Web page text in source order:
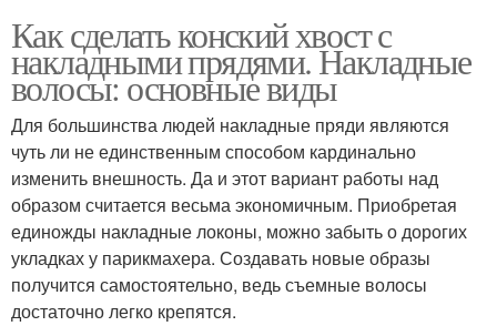
Как сделать конский хвост с
накладными прядями. Накладные
волосы: основные виды
Для большинства людей накладные пряди являются
чуть ли не единственным способом кардинально
изменить внешность. Да и этот вариант работы над
образом считается весьма экономичным. Приобретая
единожды накладные локоны, можно забыть о дорогих
укладках у парикмахера. Создавать новые образы
получится самостоятельно, ведь съемные волосы
достаточно легко крепятся.